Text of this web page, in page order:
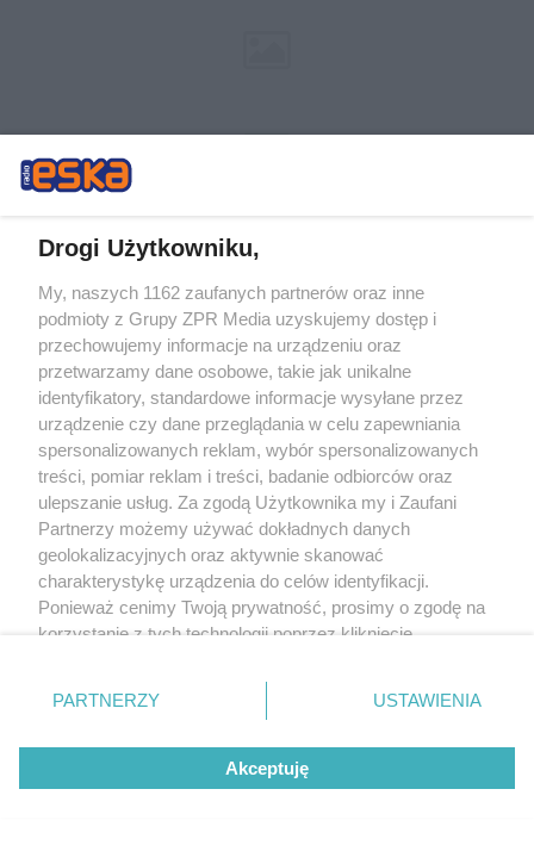
rozpowszechniany lub dalej rozpowszechniany w jakikolwiek sposób (w
tym także elektroniczny lub mechaniczny) na jakimkolwiek polu
eksploatacji w jakiejkolwiek formie, włącznie z umieszczaniem w Internecie
bez właściwej zgody, jest zabronione pod groźbą kary i może być ścigane
Drogi Użytkowniku,
My, naszych 1162 zaufanych partnerów oraz inne
podmioty z Grupy ZPR Media uzyskujemy dostęp i
przechowujemy informacje na urządzeniu oraz
przetwarzamy dane osobowe, takie jak unikalne
identyfikatory, standardowe informacje wysyłane przez
urządzenie czy dane przeglądania w celu zapewniania
spersonalizowanych reklam, wybór spersonalizowanych
treści, pomiar reklam i treści, badanie odbiorców oraz
ulepszanie usług. Za zgodą Użytkownika my i Zaufani
Partnerzy możemy używać dokładnych danych
geolokalizacyjnych oraz aktywnie skanować
charakterystykę urządzenia do celów identyfikacji.
Ponieważ cenimy Twoją prywatność, prosimy o zgodę na
korzystanie z tych technologii poprzez kliknięcie
zmienić/wycofać klikając przycisk ustawień prywatności
znajdujący się w lewym dolnym rogu strony
rodzaje przetwarzania danych nie wymagają zgody
użytkownika, ale masz prawo sprzeciwić się takiemu
przetwarzaniu. Preferencje będą miały zastosowanie tylko
PARTNERZY USTAWIENIA
Akceptuję